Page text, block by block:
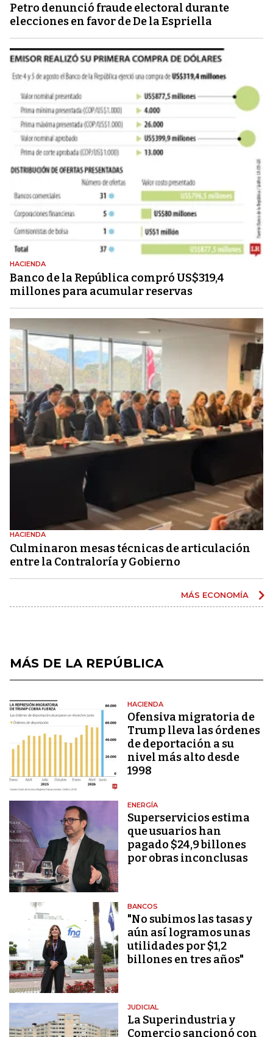
Petro denunció fraude electoral durante
elecciones en favor de De la Espriella
HACIENDA
Banco de la República compró US$319,4
millones para acumular reservas
HACIENDA
Culminaron mesas técnicas de articulación
entre la Contraloría y Gobierno
MÁS ECONOMÍA
MÁS DE LA REPÚBLICA
HACIENDA
Ofensiva migratoria de
Trump lleva las órdenes
de deportación a su
nivel más alto desde
1998
ENERGÍA
Superservicios estima
que usuarios han
pagado $24,9 billones
por obras inconclusas
BANCOS
"No subimos las tasas y
aún así logramos unas
utilidades por $1,2
billones en tres años"
JUDICIAL
La Superindustria y
Comercio sancionó con